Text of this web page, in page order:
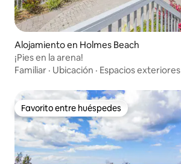
Alojamiento en Holmes Beach
¡Pies en la arena!
Familiar · Ubicación · Espacios exteriores
Favorito entre huéspedes
Favorito entre huéspedes